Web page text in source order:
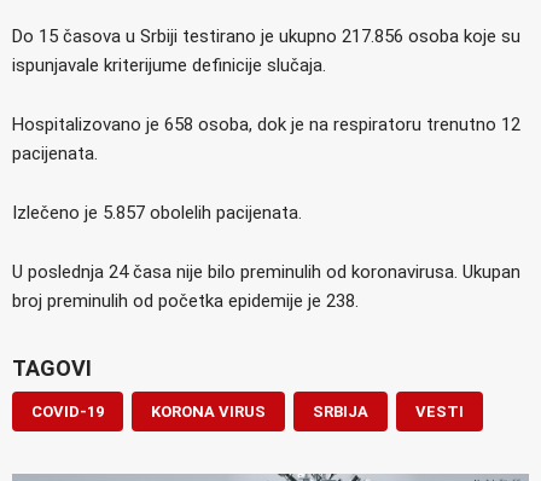
Do 15 časova u Srbiji testirano je ukupno 217.856 osoba koje su
ispunjavale kriterijume definicije slučaja.
Hospitalizovano je 658 osoba, dok je na respiratoru trenutno 12
pacijenata.
Izlečeno je 5.857 obolelih pacijenata.
U poslednja 24 časa nije bilo preminulih od koronavirusa. Ukupan
broj preminulih od početka epidemije je 238.
TAGOVI
COVID-19 KORONA VIRUS SRBIJA VESTI